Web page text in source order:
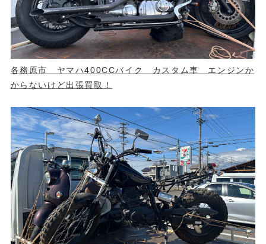
各務原市 ヤマハ400CCバイク カスタム車 エンジンか
からないけど出張買取！